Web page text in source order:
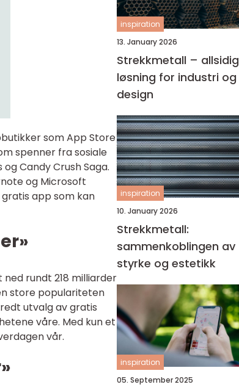
som App Store
spenner fra sosiale
Candy Crush Saga.
og Microsoft
app som kan
rundt 218 milliarder
store populariteten
utvalg av gratis
våre. Med kun et
vår.
inspiration
13. January 2026
Strekkmetall – allsidig
løsning for industri og
design
inspiration
10. January 2026
Strekkmetall:
sammenkoblingen av
styrke og estetikk
inspiration
05. September 2025